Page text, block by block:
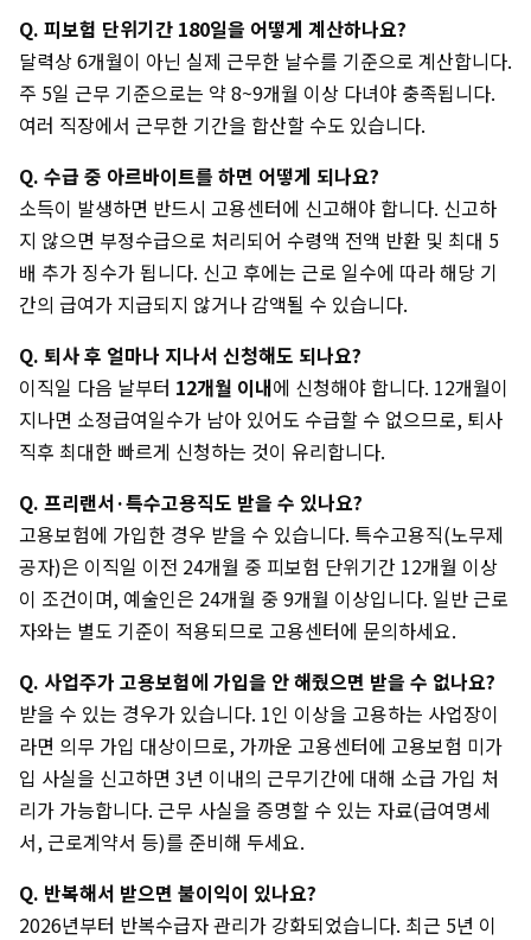
Q. 피보험 단위기간 180일을 어떻게 계산하나요?
달력상 6개월이 아닌 실제 근무한 날수를 기준으로 계산합니다.
주 5일 근무 기준으로는 약 8~9개월 이상 다녀야 충족됩니다.
여러 직장에서 근무한 기간을 합산할 수도 있습니다.
Q. 수급 중 아르바이트를 하면 어떻게 되나요?
소득이 발생하면 반드시 고용센터에 신고해야 합니다. 신고하
지 않으면 부정수급으로 처리되어 수령액 전액 반환 및 최대 5
배 추가 징수가 됩니다. 신고 후에는 근로 일수에 따라 해당 기
간의 급여가 지급되지 않거나 감액될 수 있습니다.
Q. 퇴사 후 얼마나 지나서 신청해도 되나요?
이직일 다음 날부터 12개월 이내에 신청해야 합니다. 12개월이
지나면 소정급여일수가 남아 있어도 수급할 수 없으므로, 퇴사
직후 최대한 빠르게 신청하는 것이 유리합니다.
Q. 프리랜서·특수고용직도 받을 수 있나요?
고용보험에 가입한 경우 받을 수 있습니다. 특수고용직(노무제
공자)은 이직일 이전 24개월 중 피보험 단위기간 12개월 이상
이 조건이며, 예술인은 24개월 중 9개월 이상입니다. 일반 근로
자와는 별도 기준이 적용되므로 고용센터에 문의하세요.
Q. 사업주가 고용보험에 가입을 안 해줬으면 받을 수 없나요?
받을 수 있는 경우가 있습니다. 1인 이상을 고용하는 사업장이
라면 의무 가입 대상이므로, 가까운 고용센터에 고용보험 미가
입 사실을 신고하면 3년 이내의 근무기간에 대해 소급 가입 처
리가 가능합니다. 근무 사실을 증명할 수 있는 자료(급여명세
서, 근로계약서 등)를 준비해 두세요.
Q. 반복해서 받으면 불이익이 있나요?
2026년부터 반복수급자 관리가 강화되었습니다. 최근 5년 이